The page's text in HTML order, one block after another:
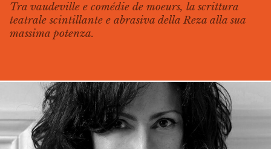
Tra vaudeville e comédie de moeurs, la scrittura
teatrale scintillante e abrasiva della Reza alla sua
massima potenza.